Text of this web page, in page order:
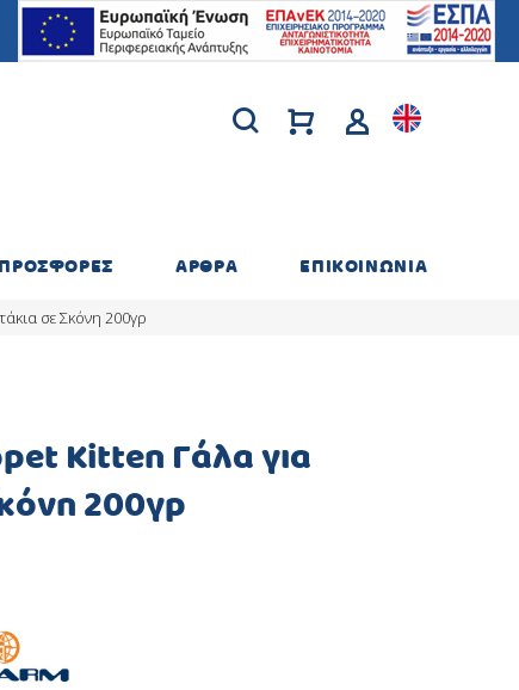
ΠΡΟΣΦΟΡΕΣ ΑΡΘΡΑ ΕΠΙΚΟΙΝΩΝΙΑ
σε Σκόνη 200γρ
Kitten Γάλα για
200γρ